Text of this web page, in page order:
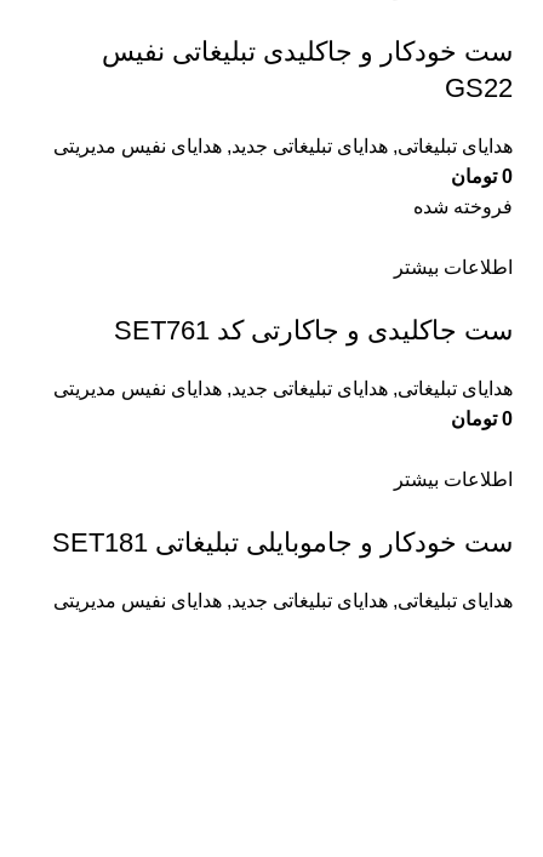
ست خودکار و جاکلیدی تبلیغاتی نفیس
GS22
هدایای تبلیغاتی, هدایای تبلیغاتی جدید, هدایای نفیس مدیریتی
0 تومان
فروخته شده
اطلاعات بیشتر
ست جاکلیدی و جاکارتی کد SET761
هدایای تبلیغاتی, هدایای تبلیغاتی جدید, هدایای نفیس مدیریتی
0 تومان
اطلاعات بیشتر
ست خودکار و جاموبایلی تبلیغاتی SET181
هدایای تبلیغاتی, هدایای تبلیغاتی جدید, هدایای نفیس مدیریتی